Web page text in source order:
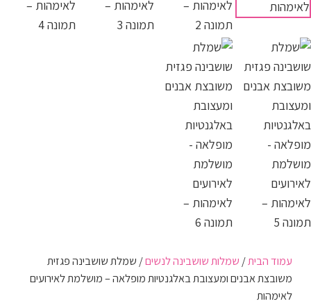
עמוד הבית/ שמלות שושבינה לנשים/ שמלת שושבינה פגזית
משובצת אבנים ומעצובת באלגנטיות מופלאה – מושלמת לאירועים
לאימהות